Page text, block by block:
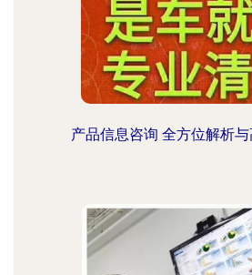
产品信息咨询 全方位解析